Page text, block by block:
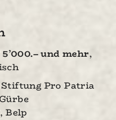
und mehr,
Pro Patria
Belp